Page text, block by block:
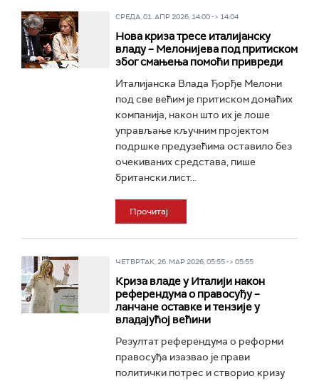
СРЕДА, 01. АПР 2026, 14:00 -> 14:04
Нова криза тресе италијанску
владу – Мелонијева под притиском
због смањења помоћи привреди
Италијанска Влада Ђорђе Мелони
под све већим је притиском домаћих
компанија, након што их је лоше
управљање кључним пројектом
подршке предузећима оставило без
очекиваних средстава, пише
британски лист...
Прочитај
ЧЕТВРТАК, 26. МАР 2026, 05:55 -> 05:55
Криза владе у Италији након
референдума о правосуђу –
ланчане оставке и тензије у
владајућој већини
Резултат референдума о реформи
правосуђа изазвао је прави
политички потрес и створио кризу